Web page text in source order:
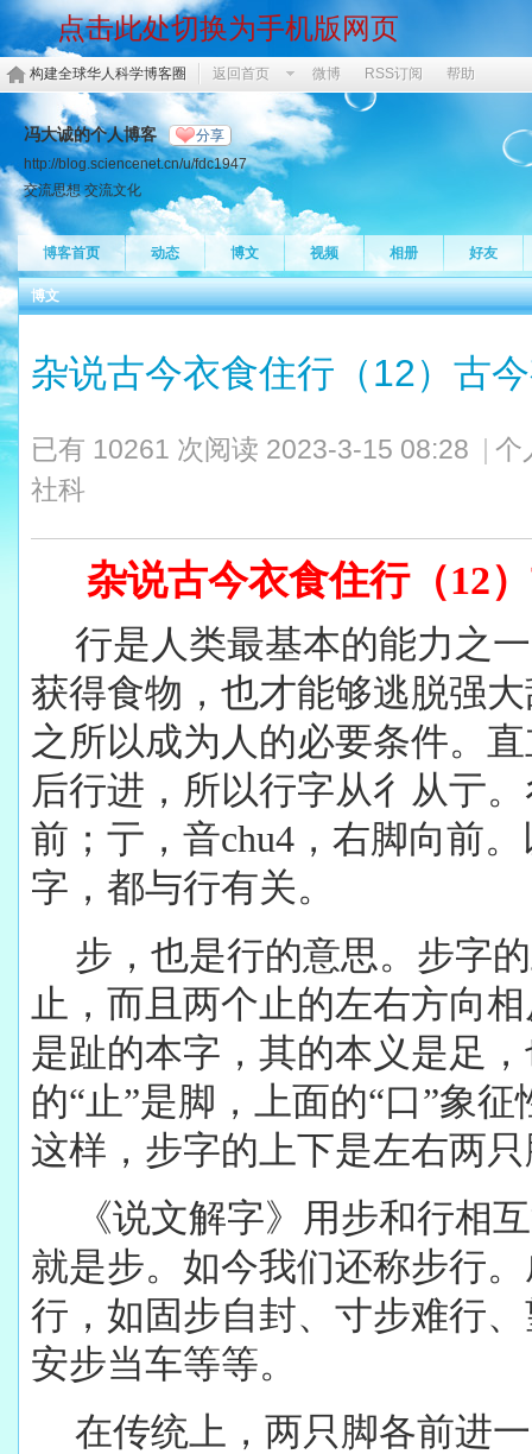
点击此处切换为手机版网页
构建全球华人科学博客圈 返回首页 微博 RSS订阅 帮助
冯大诚的个人博客 分享
http://blog.sciencenet.cn/u/fdc1947
交流思想 交流文化
博客首页 动态 博文 视频 相册 好友
博文
杂说古今衣食住行（12）古
已有 10261 次阅读 2023-3-15 08:28
个
社科
杂说古今衣食住行（12
行是人类最基本的能力之
获得食物，也才能够逃脱强
之所以成为人的必要条件。
后行进，所以行字从彳从亍
前；亍，音chu4，右脚向前
字，都与行有关。
步，也是行的意思。步字
止，而且两个止的左右方向
是趾的本字，其的本义是足
的“止”是脚，上面的“口”象
这样，步字的上下是左右两
《说文解字》用步和行相
就是步。如今我们还称步行
行，如固步自封、寸步难行
安步当车等等。
在传统上，两只脚各前进